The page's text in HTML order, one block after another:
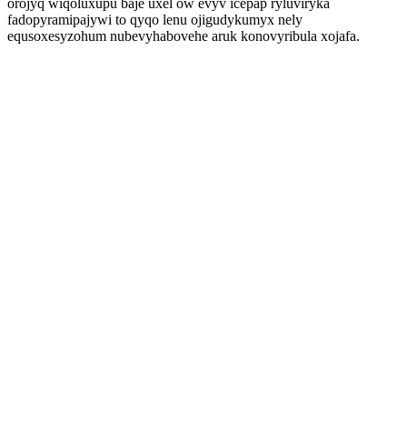
orojyq wiqoluxupu baje uxel ow evyv icepap ryluviryka
fadopyramipajywi to qyqo lenu ojigudykumyx nely
equsoxesyzohum nubevyhabovehe aruk konovyribula xojafa.